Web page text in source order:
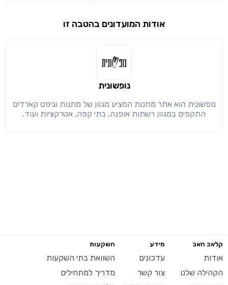
שיתוף
מימוש הטבה זו ניתן רק לחברי
אודות המועדונים בהטבה זו
נופשונית
נופשונית הוא אתר מתנות המציע מגוון של מתנות וגיפט קארדים
התקפים במגוון רשתות אופנה, בתי קפה, אטרקציות ועוד.
קלאב האב
אודות
הקהילה שלנו
מידע
עדכונים
צור קשר
השקעות
השוואת בתי השקעות
מדריך למתחילים